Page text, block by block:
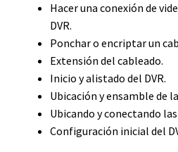
Hacer una conexión de
DVR.
Ponchar o encriptar un
Extensión del cableado.
Inicio y alistado del DVR.
Ubicación y ensamble de
Ubicando y conectando
Configuración inicial del